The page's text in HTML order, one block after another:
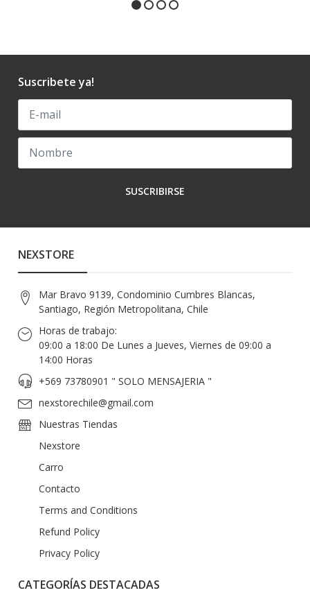
Suscribete ya!
SUSCRIBIRSE
NEXSTORE
Mar Bravo 9139, Condominio Cumbres Blancas,
Santiago, Región Metropolitana, Chile
Horas de trabajo:
09:00 a 18:00 De Lunes a Jueves, Viernes de 09:00 a
14:00 Horas
+569 73780901 " SOLO MENSAJERIA "
nexstorechile@gmail.com
Nuestras Tiendas
Nexstore
Carro
Contacto
Terms and Conditions
Refund Policy
Privacy Policy
CATEGORÍAS DESTACADAS